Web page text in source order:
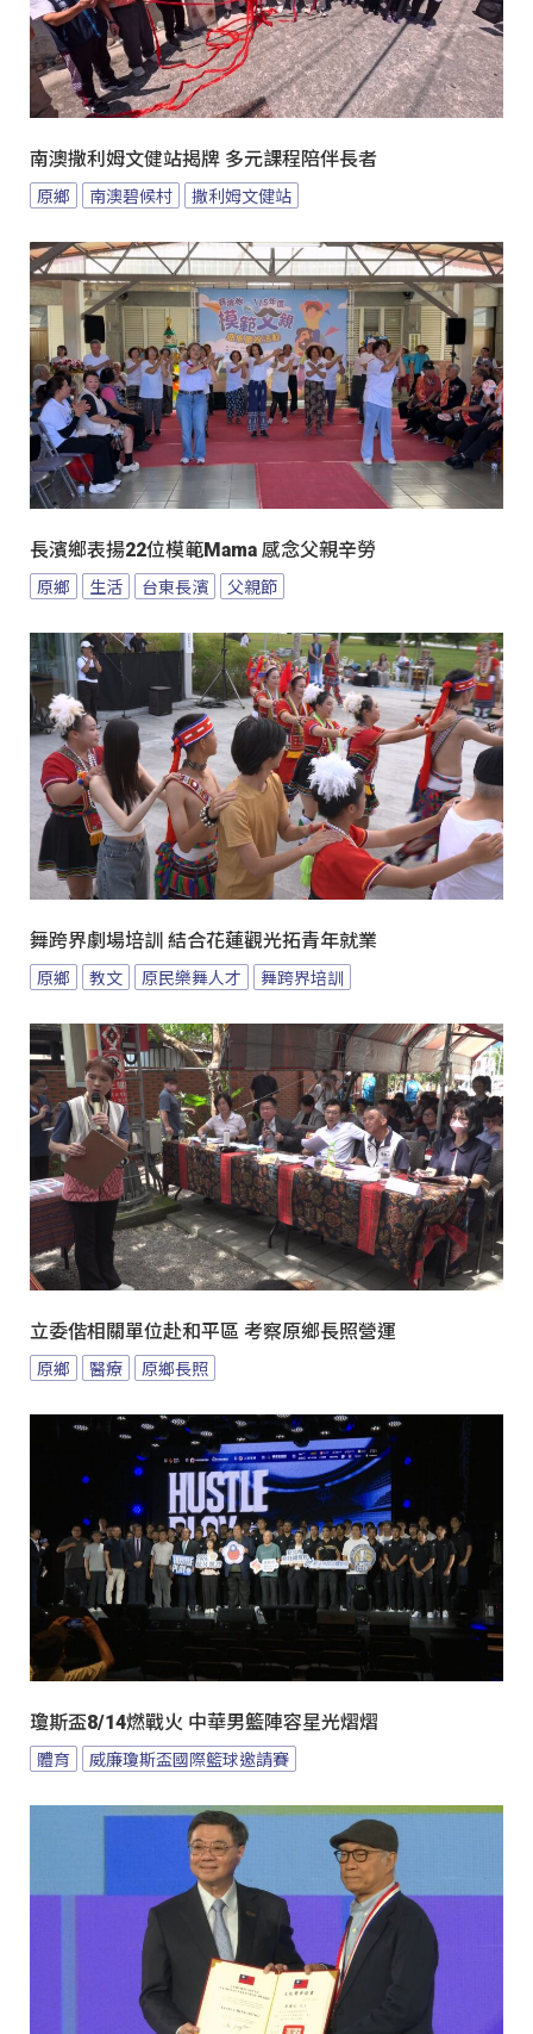
南澳撒利姆文健站揭牌 多元課程陪伴長者
原鄉 南澳碧候村 撒利姆文健站
長濱鄉表揚22位模範Mama 感念父親辛勞
原鄉 生活 台東長濱 父親節
舞跨界劇場培訓 結合花蓮觀光拓青年就業
原鄉 教文 原民樂舞人才 舞跨界培訓
立委偕相關單位赴和平區 考察原鄉長照營運
原鄉 醫療 原鄉長照
瓊斯盃8/14燃戰火 中華男籃陣容星光熠熠
體育 威廉瓊斯盃國際籃球邀請賽